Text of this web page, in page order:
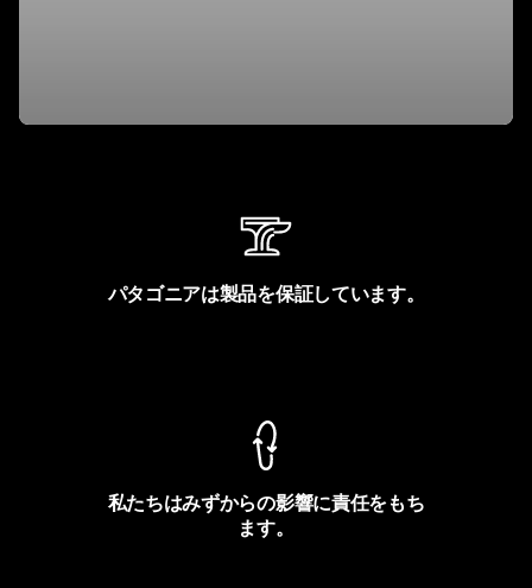
パタゴニアは製品を保証しています。
私たちはみずからの影響に責任をもち
ます。